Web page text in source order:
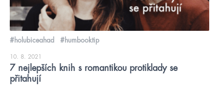
#holubiceahad #humbooktip
10. 8. 2021
7 nejlepších knih s romantikou protiklady se
přitahují